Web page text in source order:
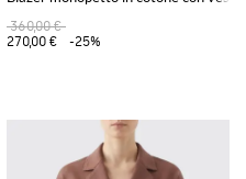
360,00 €
270,00 €
-25%